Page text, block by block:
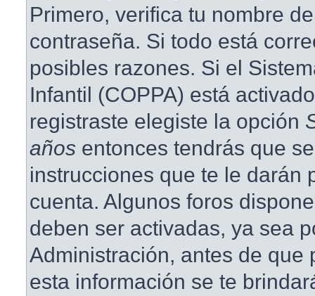
Primero, verifica tu nombre
contraseña. Si todo está
posibles razones. Si el
Infantil (COPPA) está
registraste elegiste la opción
años entonces tendrás que
instrucciones que te le darán
cuenta. Algunos foros
deben ser activadas, ya sea
Administración, antes de que
esta información se te